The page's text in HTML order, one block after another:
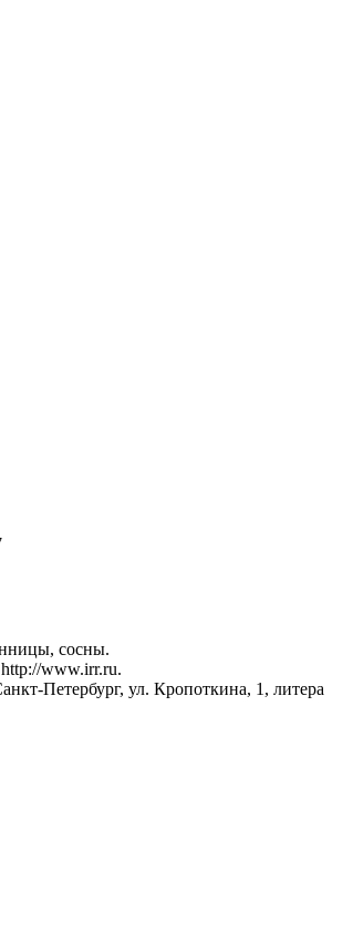
сосны.
www.irr.ru.
Петербург, ул. Кропоткина, 1, литера